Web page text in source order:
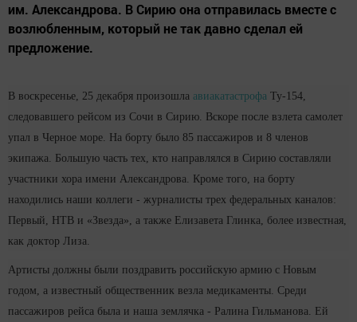
им. Александрова. В Сирию она отправилась вместе с
возлюбленным, который не так давно сделал ей
предложение.
В воскресенье, 25 декабря произошла авиакатастрофа Ту-154,
следовавшего рейсом из Сочи в Сирию. Вскоре после взлета самолет
упал в Черное море. На борту было 85 пассажиров и 8 членов
экипажа. Большую часть тех, кто направлялся в Сирию составляли
участники хора имени Александрова. Кроме того, на борту
находились наши коллеги - журналисты трех федеральных каналов:
Первый, НТВ и «Звезда», а также Елизавета Глинка, более известная,
как доктор Лиза.
Артисты должны были поздравить российскую армию с Новым
годом, а известный общественник везла медикаменты. Среди
пассажиров рейса была и наша землячка - Ралина Гильманова. Ей